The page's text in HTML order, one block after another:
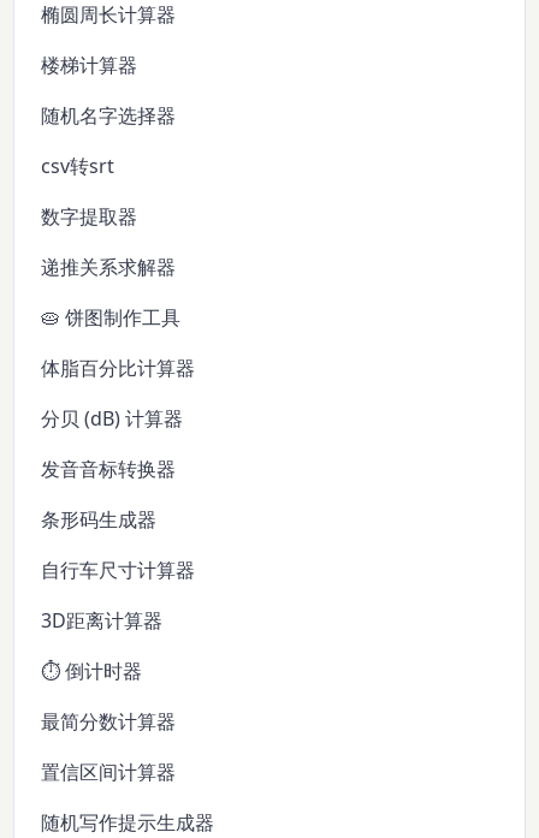
椭圆周长计算器
楼梯计算器
随机名字选择器
csv转srt
数字提取器
递推关系求解器
🥧 饼图制作工具
体脂百分比计算器
分贝 (dB) 计算器
发音音标转换器
条形码生成器
自行车尺寸计算器
3D距离计算器
⏱️ 倒计时器
最简分数计算器
置信区间计算器
随机写作提示生成器